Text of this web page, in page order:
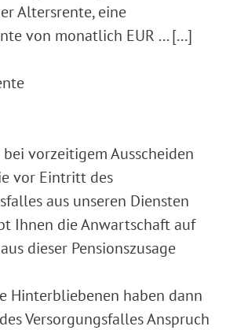
Altersrente, eine
von monatlich EUR ... [...]
bei vorzeitigem Ausscheiden
vor Eintritt des
aus unseren Diensten
Ihnen die Anwartschaft auf
dieser Pensionszusage
Hinterbliebenen haben dann
Versorgungsfalles Anspruch